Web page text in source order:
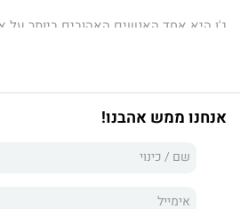
ג'ן היא אחד האנשים האהובים ביותר על
מושג. מכונות לא אמורות לאהוב, אבל
מלאכותית משוכללת — חש חיבה עמוקה
אין סופית לגבי איך מרגישים כשהרוח
כשמתנשקים. חוץ מזה איידן הצליח
להתערב בחיי בני אדם, כדי לגרום לג'ן
אנחנו ממש אהבנו!